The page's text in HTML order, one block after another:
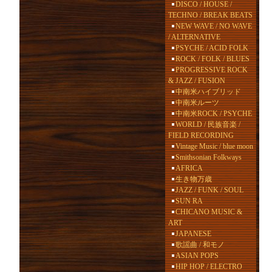
DISCO / HOUSE /
TECHNO / BREAK BEATS
NEW WAVE / NO WAVE
/ ALTERNATIVE
PSYCHE / ACID FOLK
ROCK / FOLK / BLUES
PROGRESSIVE ROCK
& JAZZ / FUSION
中南米ハイブリッド
中南米ルーツ
中南米ROCK / PSYCHE
WORLD / 民族音楽 /
FIELD RECORDING
Vintage Music / blue moon
Smithsonian Folkways
AFRICA
生き物万歳
JAZZ / FUNK / SOUL
SUN RA
CHICANO MUSIC &
ART
JAPANESE
歌謡曲 / 和モノ
ASIAN POPS
HIP HOP / ELECTRO